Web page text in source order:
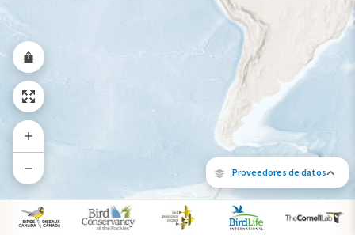
Proveedores de datos